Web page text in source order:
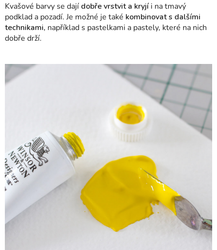
Kvašové barvy se dají dobře vrstvit a kryjíi na tmavý
podklad a pozadí. Je možné je také kombinovat s dalšími
technikami, například s pastelkami a pastely, které na nich
dobře drží.